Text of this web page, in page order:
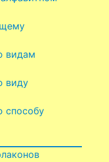
видам
виду
способу